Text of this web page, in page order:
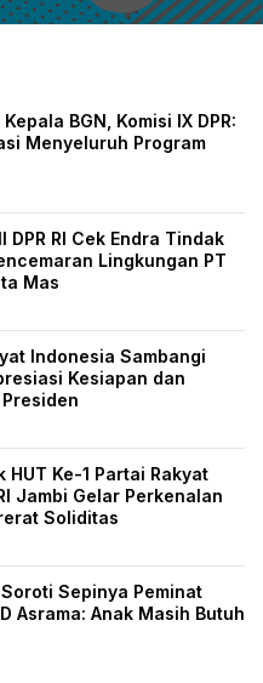
BGN, Komisi IX DPR:
Menyeluruh Program
DPR RI Cek Endra Tindak
Lingkungan PT
Mas
Indonesia Sambangi
Kesiapan dan
HUT Ke-1 Partai Rakyat
Jambi Gelar Perkenalan
Soliditas
Soroti Sepinya Peminat
Asrama: Anak Masih Butuh